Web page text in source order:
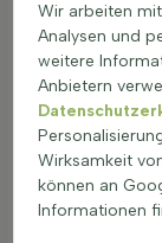
Die dekorativen
bemerkenswert,
eine dichte,
anderen
Hecke zu
gelieferten
pro laufendem
meserveae
die eine
Wir arbeiten
Analysen und
weitere
Anbietern
Wirksamkeit
können an
Informationen